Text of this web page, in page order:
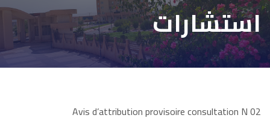
استشارات
Avis d’attribution provisoire consultation N 02